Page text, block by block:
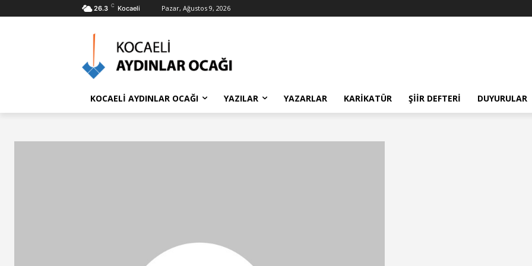
26.3 C Kocaeli Pazar, Ağustos 9, 2026
KOCAELİ AYDINLAR OCAĞI YAZILAR YAZARLAR KARIKATÜR ŞIIR DEFTERI DUYURULAR